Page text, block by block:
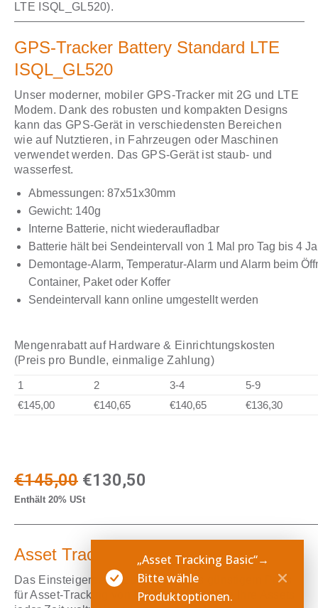
LTE ISQL_GL520).
GPS-Tracker Battery Standard LTE
ISQL_GL520
Unser moderner, mobiler GPS-Tracker mit 2G und LTE
Modem. Dank des robusten und kompakten Designs
kann das GPS-Gerät in verschiedensten Bereichen
wie auf Nutztieren, in Fahrzeugen oder Maschinen
verwendet werden. Das GPS-Gerät ist staub- und
wasserfest.
Abmessungen: 87x51x30mm
Gewicht: 140g
Interne Batterie, nicht wiederaufladbar
Batterie hält bei Sendeintervall von 1 Mal pro Tag bis 4
Demontage-Alarm, Temperatur-Alarm und Alarm beim
Container, Paket oder Koffer
Sendeintervall kann online umgestellt werden
Mengenrabatt auf Hardware & Einrichtungskosten
(Preis pro Bundle, einmalige Zahlung)
1 2 3-4
5-9
€145,00
€140,65 €140,65 €136,30
€145,00 Ursprünglicher
Preis
€145,00
€130,50
€130,50.
Enthält 20% USt
Asset Tracking Basic
Das Einsteigerpaket zum besonders günstigem Preis
für Asset-Tracking von Infostars. Orten Sie Ihre Assets
„Asset Tracking Basic“→
Bitte wähle
Produktoptionen.